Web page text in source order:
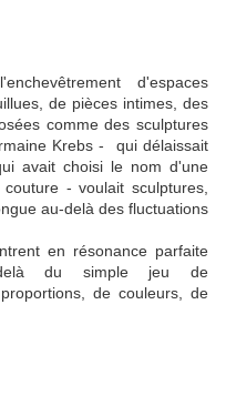
d'espaces
de pièces intimes, des
comme des sculptures
Krebs - qui délaissait
avait choisi le nom d'une
- voulait sculptures,
au-delà des fluctuations
en résonance parfaite
du simple jeu de
de couleurs, de